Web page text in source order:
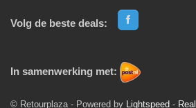
Volg de beste deals:
In samenwerking met:
© Retourplaza - Powered by Lightspeed -